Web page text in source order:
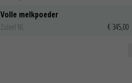
Volle melkpoeder
Zuivel NL
€ 345,00